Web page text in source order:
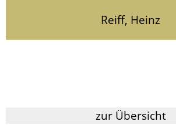
Reiff, Heinz
zur Übersicht